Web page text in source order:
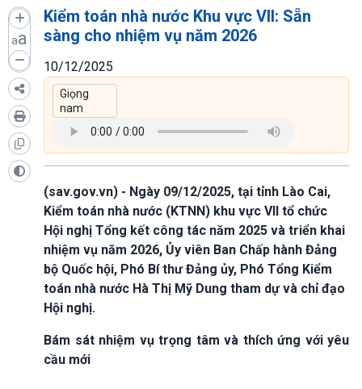
aa
Kiểm toán nhà nước Khu vực VII: Sẵn
sàng cho nhiệm vụ năm 2026
10/12/2025
(sav.gov.vn) - Ngày 09/12/2025, tại tỉnh Lào Cai,
Kiểm toán nhà nước (KTNN) khu vực VII tổ chức
Hội nghị Tổng kết công tác năm 2025 và triển khai
nhiệm vụ năm 2026, Ủy viên Ban Chấp hành Đảng
bộ Quốc hội, Phó Bí thư Đảng ủy, Phó Tổng Kiểm
toán nhà nước Hà Thị Mỹ Dung tham dự và chỉ đạo
Hội nghị.
Bám sát nhiệm vụ trọng tâm và thích ứng với yêu
cầu mới